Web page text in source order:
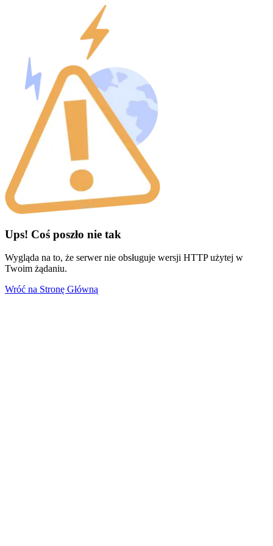
Ups! Coś poszło nie tak
Wygląda na to, że serwer nie obsługuje wersji HTTP użytej w
Twoim żądaniu.
Wróć na Stronę Główną